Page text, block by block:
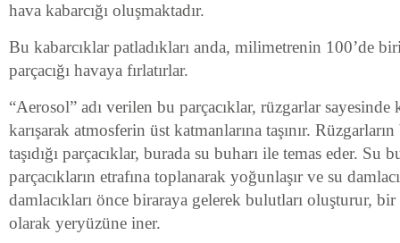
hava kabarcığı oluşmaktadır.
Bu kabarcıklar patladıkları anda, milimetrenin 100’de
parçacığı havaya fırlatırlar.
“Aerosol” adı verilen bu parçacıklar, rüzgarlar
karışarak atmosferin üst katmanlarına taşınır.
taşıdığı parçacıklar, burada su buharı ile temas eder. Su
parçacıkların etrafına toplanarak yoğunlaşır ve su
damlacıkları önce biraraya gelerek bulutları oluşturur,
olarak yeryüzüne iner.